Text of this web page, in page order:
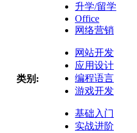
类别:
升学/留学
Office
网络营销
网站开发
应用设计
编程语言
游戏开发
基础入门
实战进阶